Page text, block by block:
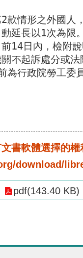
款情形之外國人
延長以1次為限
14日內，檢附
不起訴處分或法
為行政院勞工委
書軟體選擇的
download/
pdf(143.40 KB)